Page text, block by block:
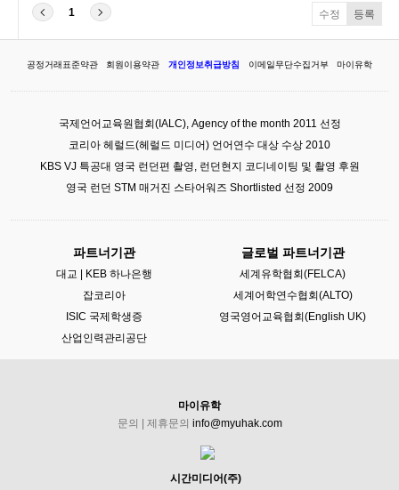
1 수정 등록
공정거래표준약관 회원이용약관 개인정보취급방침 이메일무단수집거부 마이유학
국제언어교육원협회(IALC), Agency of the month 2011 선정
코리아 헤럴드(헤럴드 미디어) 언어연수 대상 수상 2010
KBS VJ 특공대 영국 런던편 촬영, 런던현지 코디네이팅 및 촬영 후원
영국 런던 STM 매거진 스타어워즈 Shortlisted 선정 2009
파트너기관
대교 | KEB 하나은행
잡코리아
ISIC 국제학생증
산업인력관리공단
글로벌 파트너기관
세계유학협회(FELCA)
세계어학연수협회(ALTO)
영국영어교육협회(English UK)
마이유학
문의 | 제휴문의 info@myuhak.com
시간미디어(주)